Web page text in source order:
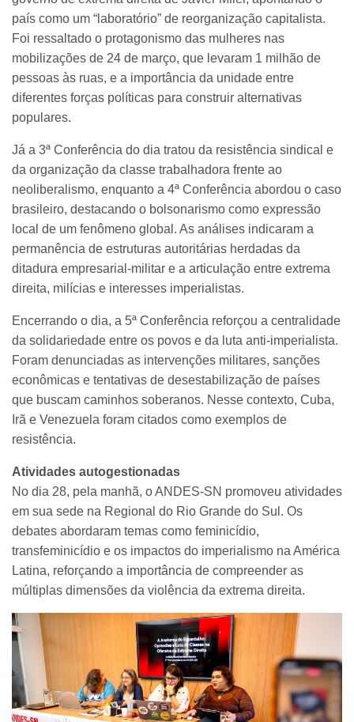
país como um “laboratório” de reorganização capitalista.
Foi ressaltado o protagonismo das mulheres nas
mobilizações de 24 de março, que levaram 1 milhão de
pessoas às ruas, e a importância da unidade entre
diferentes forças políticas para construir alternativas
populares.
Já a 3ª Conferência do dia tratou da resistência sindical e
da organização da classe trabalhadora frente ao
neoliberalismo, enquanto a 4ª Conferência abordou o caso
brasileiro, destacando o bolsonarismo como expressão
local de um fenômeno global. As análises indicaram a
permanência de estruturas autoritárias herdadas da
ditadura empresarial-militar e a articulação entre extrema
direita, milícias e interesses imperialistas.
Encerrando o dia, a 5ª Conferência reforçou a centralidade
da solidariedade entre os povos e da luta anti-imperialista.
Foram denunciadas as intervenções militares, sanções
econômicas e tentativas de desestabilização de países
que buscam caminhos soberanos. Nesse contexto, Cuba,
Irã e Venezuela foram citados como exemplos de
resistência.
Atividades autogestionadas
No dia 28, pela manhã, o ANDES-SN promoveu atividades
em sua sede na Regional do Rio Grande do Sul. Os
debates abordaram temas como feminicídio,
transfeminicídio e os impactos do imperialismo na América
Latina, reforçando a importância de compreender as
múltiplas dimensões da violência da extrema direita.